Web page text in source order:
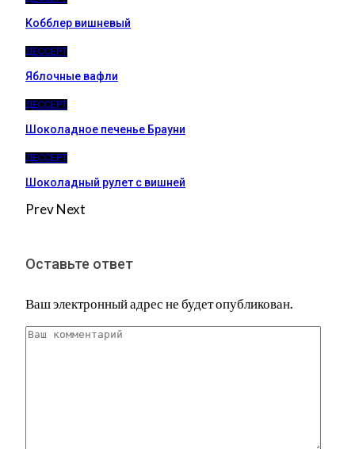
Кобблер вишневый
ДЕССЕРТ
Яблочные вафли
ДЕССЕРТ
Шоколадное печенье Брауни
ДЕССЕРТ
Шоколадный рулет с вишней
PrevNext
Оставьте ответ
Ваш электронный адрес не будет опубликован.